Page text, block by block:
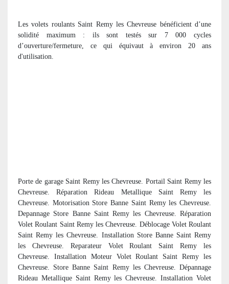
Les volets roulants Saint Remy les Chevreuse bénéficient d’une
solidité maximum : ils sont testés sur 7 000 cycles
d’ouverture/fermeture, ce qui équivaut à environ 20 ans
d'utilisation.
Porte de garage Saint Remy les Chevreuse. Portail Saint Remy les
Chevreuse. Réparation Rideau Metallique Saint Remy les
Chevreuse. Motorisation Store Banne Saint Remy les Chevreuse.
Depannage Store Banne Saint Remy les Chevreuse. Réparation
Volet Roulant Saint Remy les Chevreuse. Déblocage Volet Roulant
Saint Remy les Chevreuse. Installation Store Banne Saint Remy
les Chevreuse. Reparateur Volet Roulant Saint Remy les
Chevreuse. Installation Moteur Volet Roulant Saint Remy les
Chevreuse. Store Banne Saint Remy les Chevreuse. Dépannage
Rideau Metallique Saint Remy les Chevreuse. Installation Volet